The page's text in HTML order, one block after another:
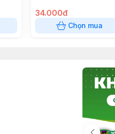
34.000đ
Chọn mua